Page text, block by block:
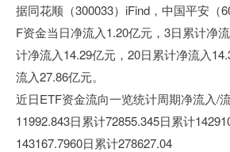
据同花顺（300033）iFind，中国平安（
F资金当日净流入1.20亿元，3日累计净
计净流入14.29亿元，20日累计净流入
流入27.86亿元。
近日ETF资金流向一览统计周期净流入/
11992.843日累计72855.345日累计
143167.7960日累计278627.04